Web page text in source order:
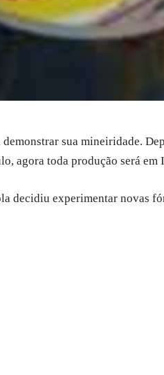
sua mineiridade.
agora toda produção será
decidiu experimentar novas